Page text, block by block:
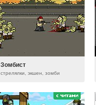
Зомбист
стрелялки, экшен, зомби